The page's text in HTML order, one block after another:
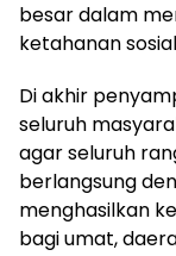
besar dalam
ketahanan
Di akhir
seluruh
agar seluruh
berlangsung
menghasilkan
bagi umat,